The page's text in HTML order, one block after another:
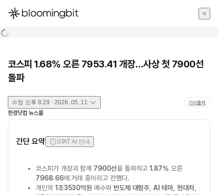
한국어
코스피 1.68% 오른 7953.41 개장…사상 첫 7900선
돌파
수정 오후 8:29 · 2026. 05. 11. 기사출처
한경닷컴 뉴스룸
간단 요약 STAT AI 안내
코스피가 개장과 함께 7900선을 돌파하고1.87% 오른
7968.66에 거래 중이라고 전했다.
개인의 1조3530억원 매수와 반도체 대형주 ,AI 테마, 현대차,